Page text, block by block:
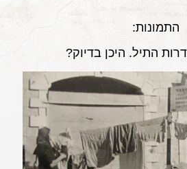
התמונות:
התיל. היכן בדיוק?